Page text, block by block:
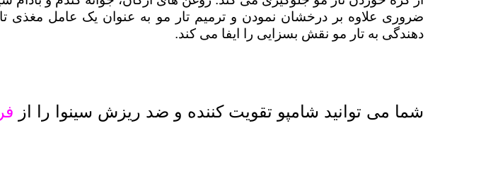
ضروری علاوه بر درخشان نمودن و ترمیم تار مو به عنوان یک عامل مغذی
دهندگی به تار مو نقش بسزایی را ایفا می کند.
شما می توانید شامپو تقویتكننده و ضد ریزش سینوا را از